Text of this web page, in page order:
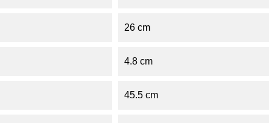
26 cm
4.8 cm
45.5 cm